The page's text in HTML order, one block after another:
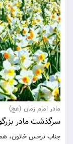
مادر امام زمان (عج)
سرگذشت مادر
جناب نرجس خاتون،